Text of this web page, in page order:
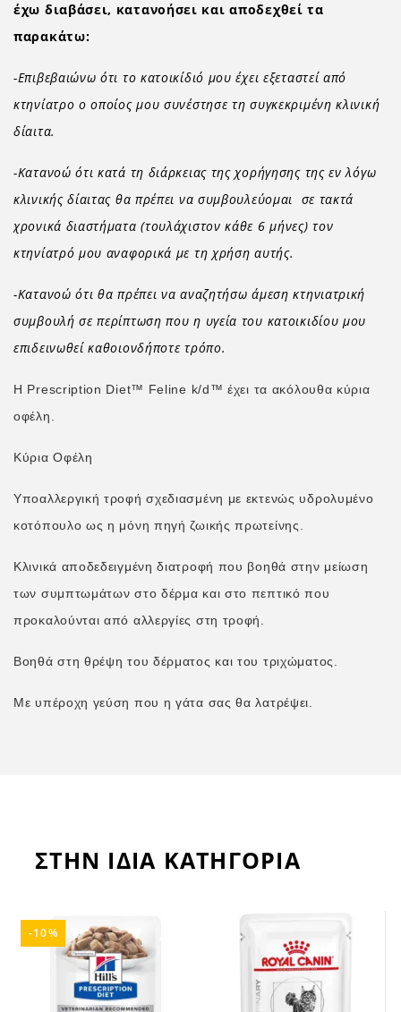
έχω διαβάσει, κατανοήσει και αποδεχθεί τα
παρακάτω:
-Επιβεβαιώνω ότι το κατοικίδιό μου έχει εξεταστεί από
κτηνίατρο ο οποίος μου συνέστησε τη συγκεκριμένη κλινική
δίαιτα.
-Κατανοώ ότι κατά τη διάρκειας της χορήγησης της εν λόγω
κλινικής δίαιτας θα πρέπει να συμβουλεύομαι σε τακτά
χρονικά διαστήματα (τουλάχιστον κάθε 6 μήνες) τον
κτηνίατρό μου αναφορικά με τη χρήση αυτής.
-Κατανοώ ότι θα πρέπει να αναζητήσω άμεση κτηνιατρική
συμβουλή σε περίπτωση που η υγεία του κατοικιδίου μου
επιδεινωθεί καθοιονδήποτε τρόπο.
Η Prescription Diet™ Feline k/d™ έχει τα ακόλουθα κύρια
οφέλη.
Κύρια Οφέλη
Υποαλλεργική τροφή σχεδιασμένη με εκτενώς υδρολυμένο
κοτόπουλο ως η μόνη πηγή ζωικής πρωτείνης.
Κλινικά αποδεδειγμένη διατροφή που βοηθά στην μείωση
των συμπτωμάτων στο δέρμα και στο πεπτικό που
προκαλούνται από αλλεργίες στη τροφή.
Βοηθά στη θρέψη του δέρματος και του τριχώματος.
Με υπέροχη γεύση που η γάτα σας θα λατρέψει.
ΣΤΗΝ ΙΔΙΑ ΚΑΤΗΓΟΡΙΑ
-10%